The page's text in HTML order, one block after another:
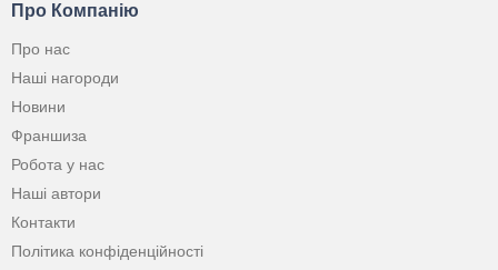
Про Компанію
Про нас
Наші нагороди
Новини
Франшиза
Робота у нас
Наші автори
Контакти
Політика конфіденційності